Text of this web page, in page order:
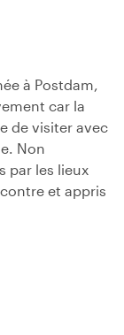
à Postdam,
car la
de visiter avec
Non
par les lieux
et appris